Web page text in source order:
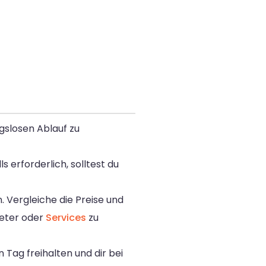
Ablauf zu
erforderlich, solltest du
die Preise und
oder Services zu
Tag freihalten und dir bei